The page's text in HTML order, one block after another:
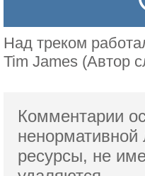
Над треком
Tim James (Автор
Комментарии
ненормативной
ресурсы, не